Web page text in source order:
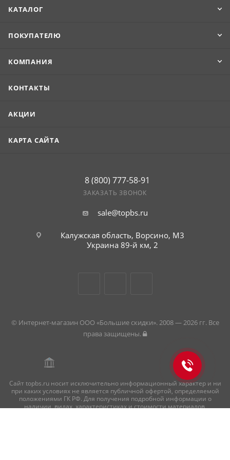
Максимальная длина изделия составляет 8 м.
КАТАЛОГ
ПОКУПАТЕЛЮ
КОМПАНИЯ
КОНТАКТЫ
АКЦИИ
КАРТА САЙТА
8 (800) 777-58-91
ЗАКАЗАТЬ ЗВОНОК
sale@topbs.ru
Калужская область, Ворсино, М3
Украина 89-й км, 2
© Интернет-магазин ООО «Большие скидки». 2008 — 2026 гг. Все
права защищены.
Сайт topbs.ru носит исключительно информационный характер и ни
при каких условиях не является публичной офертой, определяемой
положениями ГК РФ. Для получения подробной информации о
наличии, видах, характеристиках и стоимости материалов,